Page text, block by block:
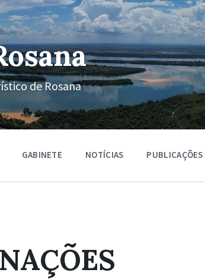
de Rosana
GABINETE NOTÍCIAS PUBLICAÇÕES